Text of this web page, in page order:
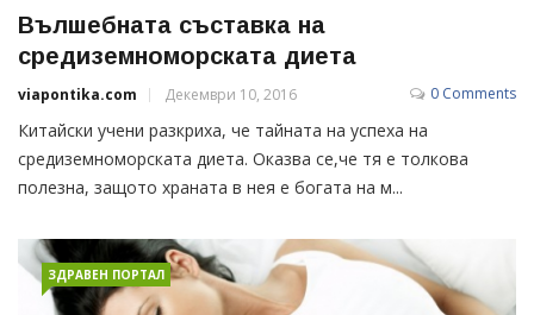
Вълшебната съставка на
средиземноморската диета
viapontika.com Декември 10, 2016 0 Comments
Китайски учени разкриха, че тайната на успеха на
средиземноморската диета. Оказва се,че тя е толкова
полезна, защото храната в нея е богата на м...
ЗДРАВЕН ПОРТАЛ